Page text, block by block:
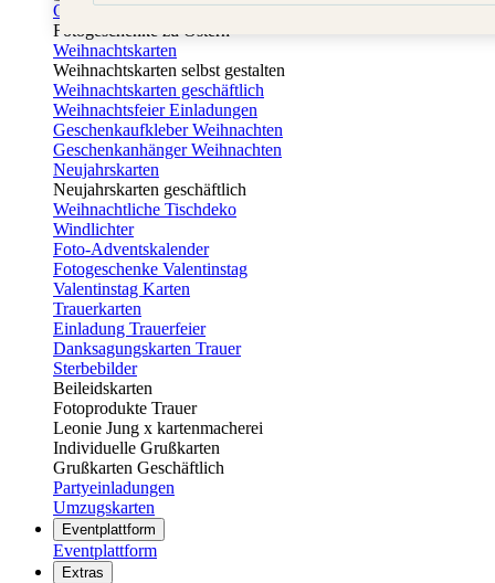
Osterkarten
Fotogeschenke zu Ostern
Weihnachtskarten
Weihnachtskarten selbst gestalten
Weihnachtskarten geschäftlich
Weihnachtsfeier Einladungen
Geschenkaufkleber Weihnachten
Geschenkanhänger Weihnachten
Neujahrskarten
Neujahrskarten geschäftlich
Weihnachtliche Tischdeko
Windlichter
Foto-Adventskalender
Fotogeschenke Valentinstag
Valentinstag Karten
Trauerkarten
Einladung Trauerfeier
Danksagungskarten Trauer
Sterbebilder
Beileidskarten
Fotoprodukte Trauer
Leonie Jung x kartenmacherei
Individuelle Grußkarten
Grußkarten Geschäftlich
Partyeinladungen
Umzugskarten
Eventplattform
Eventplattform
Extras